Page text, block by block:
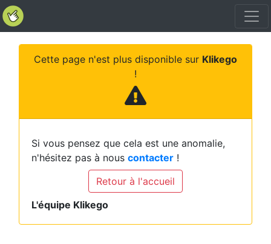
Cette page n'est plus disponible sur Klikego
!
Si vous pensez que cela est une anomalie,
n'hésitez pas à nous contacter !
Retour à l'accueil
L'équipe Klikego